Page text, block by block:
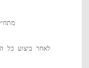
6. לאחר ביצוע